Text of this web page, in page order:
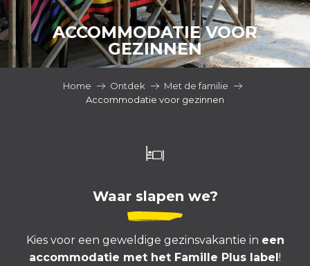
ACCOMMODATIE VOOR
GEZINNEN
Home Ontdek
Met de familie
Accommodatie voor gezinnen
Waar slapen we?
Kies voor een geweldige gezinsvakantie in een
accommodatie met het Famille Plus label!